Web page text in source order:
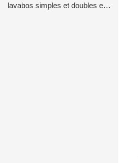
lavabos simples et doubles et